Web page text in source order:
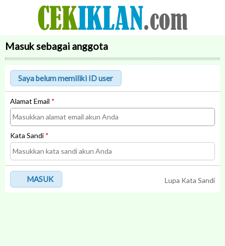
Masuk sebagai anggota
Alamat Email *
Kata Sandi *
Lupa Kata Sandi
MASUK